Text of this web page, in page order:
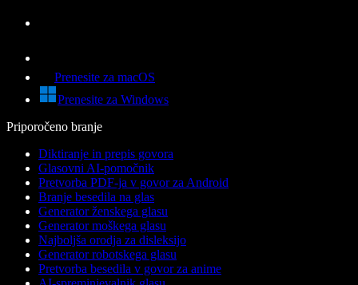
Prenesite za macOS
Prenesite za Windows
Priporočeno branje
Diktiranje in prepis govora
Glasovni AI-pomočnik
Pretvorba PDF-ja v govor za Android
Branje besedila na glas
Generator ženskega glasu
Generator moškega glasu
Najboljša orodja za disleksijo
Generator robotskega glasu
Pretvorba besedila v govor za anime